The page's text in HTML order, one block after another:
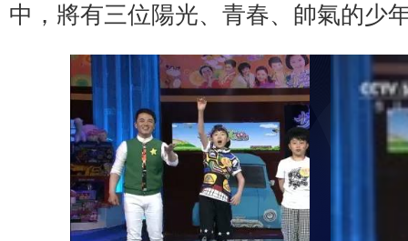
中，將有三位陽光、青春、帥氣的少